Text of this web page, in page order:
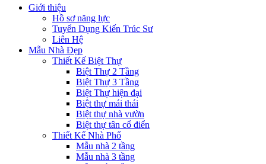
Giới thiệu
Hồ sơ năng lực
Tuyển Dụng Kiến Trúc Sư
Liên Hệ
Mẫu Nhà Đẹp
Thiết Kế Biệt Thự
Biệt Thự 2 Tầng
Biệt Thự 3 Tầng
Biệt Thự hiện đại
Biệt thự mái thái
Biệt thự nhà vườn
Biệt thự tân cổ điển
Thiết Kế Nhà Phố
Mẫu nhà 2 tầng
Mẫu nhà 3 tầng